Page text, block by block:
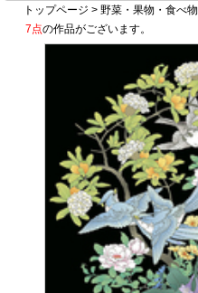
トップページ >野菜・果物・食べ物
7点の作品がございます。